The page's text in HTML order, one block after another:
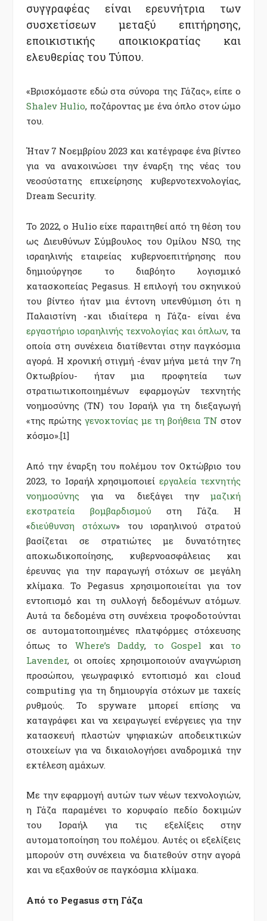
συγγραφέας είναι ερευνήτρια των
συσχετίσεων μεταξύ επιτήρησης,
εποικιστικής αποικιοκρατίας και
ελευθερίας του Τύπου.
«Βρισκόμαστε εδώ στα σύνορα της Γάζας», είπε ο
Shalev Hulio, ποζάροντας με ένα όπλο στον ώμο
του.
Ήταν 7 Νοεμβρίου 2023 και κατέγραφε ένα βίντεο
για να ανακοινώσει την έναρξη της νέας του
νεοσύστατης επιχείρησης κυβερνοτεχνολογίας,
Dream Security.
Το 2022, ο Hulio είχε παραιτηθεί από τη θέση του
ως Διευθύνων Σύμβουλος του Ομίλου NSO, της
ισραηλινής εταιρείας κυβερνοεπιτήρησης που
δημιούργησε το διαβόητο λογισμικό
κατασκοπείας Pegasus. Η επιλογή του σκηνικού
του βίντεο ήταν μια έντονη υπενθύμιση ότι η
Παλαιστίνη -και ιδιαίτερα η Γάζα- είναι ένα
εργαστήριο ισραηλινής τεχνολογίας και όπλων, τα
οποία στη συνέχεια διατίθενται στην παγκόσμια
αγορά. Η χρονική στιγμή -έναν μήνα μετά την 7η
Οκτωβρίου- ήταν μια προφητεία των
στρατιωτικοποιημένων εφαρμογών τεχνητής
νοημοσύνης (ΤΝ) του Ισραήλ για τη διεξαγωγή
«της πρώτης γενοκτονίας με τη βοήθεια ΤΝ στον
κόσμο».[1]
Από την έναρξη του πολέμου τον Οκτώβριο του
2023, το Ισραήλ χρησιμοποιεί εργαλεία τεχνητής
νοημοσύνης για να διεξάγει την μαζική
εκστρατεία βομβαρδισμού στη Γάζα. Η
«διεύθυνση στόχων» του ισραηλινού στρατού
βασίζεται σε στρατιώτες με δυνατότητες
αποκωδικοποίησης, κυβερνοασφάλειας και
έρευνας για την παραγωγή στόχων σε μεγάλη
κλίμακα. Το Pegasus χρησιμοποιείται για τον
εντοπισμό και τη συλλογή δεδομένων ατόμων.
Αυτά τα δεδομένα στη συνέχεια τροφοδοτούνται
σε αυτοματοποιημένες πλατφόρμες στόχευσης
όπως το Where’s Daddy, το Gospel και το
Lavender, οι οποίες χρησιμοποιούν αναγνώριση
προσώπου, γεωγραφικό εντοπισμό και cloud
computing για τη δημιουργία στόχων με ταχείς
ρυθμούς. Το spyware μπορεί επίσης να
καταγράφει και να χειραγωγεί ενέργειες για την
κατασκευή πλαστών ψηφιακών αποδεικτικών
στοιχείων για να δικαιολογήσει αναδρομικά την
εκτέλεση αμάχων.
Με την εφαρμογή αυτών των νέων τεχνολογιών,
η Γάζα παραμένει το κορυφαίο πεδίο δοκιμών
του Ισραήλ για τις εξελίξεις στην
αυτοματοποίηση του πολέμου. Αυτές οι εξελίξεις
μπορούν στη συνέχεια να διατεθούν στην αγορά
και να εξαχθούν σε παγκόσμια κλίμακα.
Από το Pegasus στη Γάζα